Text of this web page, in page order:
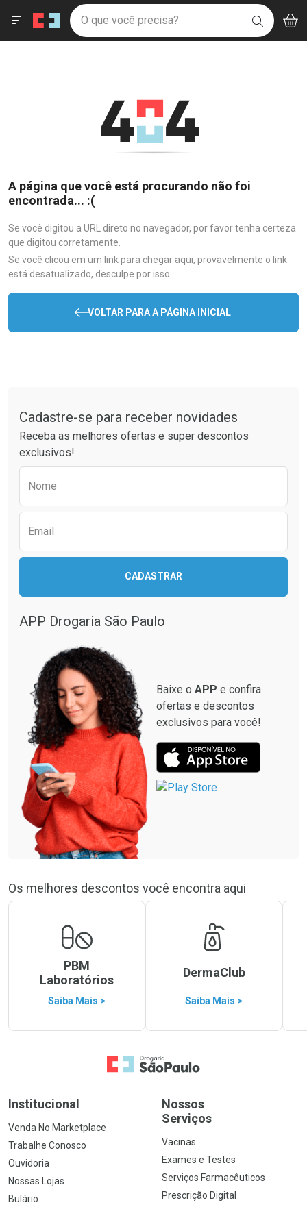
Drogaria São Paulo
Ir direto para a home
pela página
Ir direto para o conteúdo
Ir direto para a busca
Ir direto para o carrinho
Ir direto para o menu
Faça a sua busca
O que você precisa? BUSCAR
Menu
A página que você está procurando não foi
encontrada... :(
Se você digitou a URL direto no navegador, por favor tenha certeza
que digitou corretamente.
Se você clicou em um link para chegar aqui, provavelmente o link
está desatualizado, desculpe por isso.
VOLTAR PARA A PÁGINA INICIAL
Cadastre-se para receber novidades
Receba as melhores ofertas e super descontos
exclusivos!
Nome
Email
CADASTRAR
APP Drogaria São Paulo
Baixe o APP e confira
ofertas e descontos
exclusivos para você!
Os melhores descontos você encontra aqui
PBM
Laboratórios
Saiba Mais >
DermaClub
Saiba Mais >
Ir para a Home
Institucional
Venda No Marketplace
Trabalhe Conosco
Ouvidoria
Nossas Lojas
Bulário
Nossos
Serviços
Vacinas
Exames e Testes
Serviços Farmacêuticos
Prescrição Digital